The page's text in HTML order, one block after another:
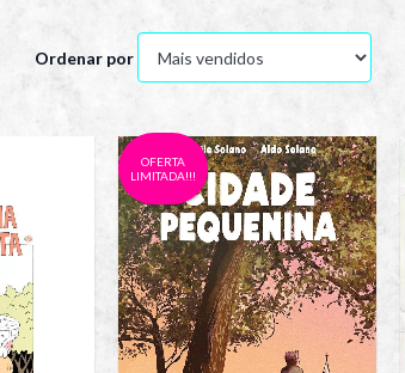
Ordenar por
OFERTA
LIMITADA!!!